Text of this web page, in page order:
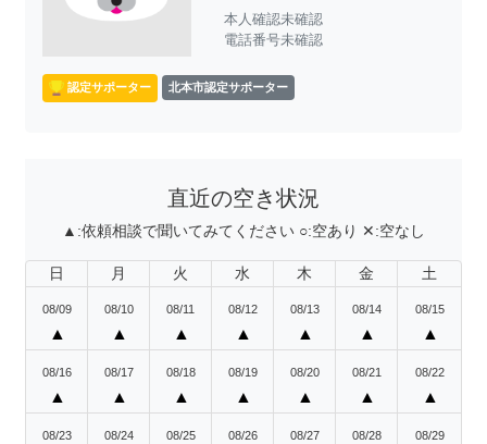
本人確認未確認
電話番号未確認
認定サポーター 北本市認定サポーター
直近の空き状況
▲:依頼相談で聞いてみてください ○:空あり ✕:空なし
日 月 火 水 木 金 土
08/09
▲
08/10
▲
08/11
▲
08/12
▲
08/13
▲
08/14
▲
08/15
▲
08/16
▲
08/17
▲
08/18
▲
08/19
▲
08/20
▲
08/21
▲
08/22
▲
08/23 08/24 08/25 08/26 08/27 08/28 08/29